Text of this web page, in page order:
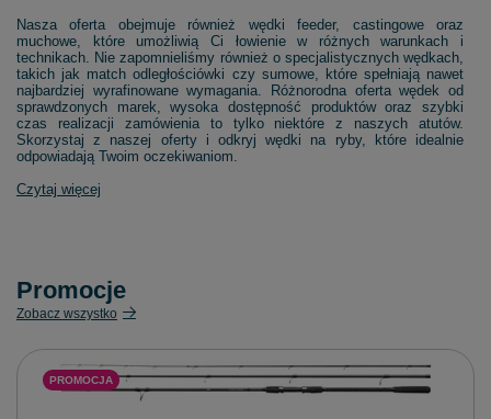
Nasza oferta obejmuje również wędki feeder, castingowe oraz
muchowe, które umożliwią Ci łowienie w różnych warunkach i
technikach. Nie zapomnieliśmy również o specjalistycznych wędkach,
takich jak match odległościówki czy sumowe, które spełniają nawet
najbardziej wyrafinowane wymagania. Różnorodna oferta wędek od
sprawdzonych marek, wysoka dostępność produktów oraz szybki
czas realizacji zamówienia to tylko niektóre z naszych atutów.
Skorzystaj z naszej oferty i odkryj wędki na ryby, które idealnie
odpowiadają Twoim oczekiwaniom.
Czytaj więcej
Promocje
Zobacz wszystko
PROMOCJA